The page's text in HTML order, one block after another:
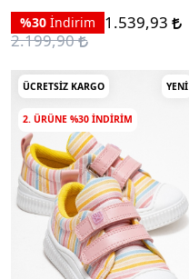
%30 İndirim
1.539,93
2.199,90
ÜCRETSIZ KARGO YENI
2. ÜRÜNE %30 INDIRIM